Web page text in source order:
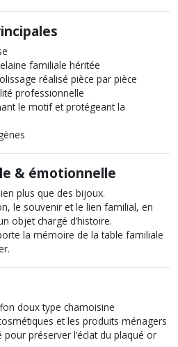
familiale héritée
réalisé pièce par pièce
professionnelle
le motif et protégeant la
& émotionnelle
plus que des bijoux.
le souvenir et le lien familial, en
objet chargé d’histoire.
la mémoire de la table familiale
doux type chamoisine
et les produits ménagers
pour préserver l’éclat du plaqué or